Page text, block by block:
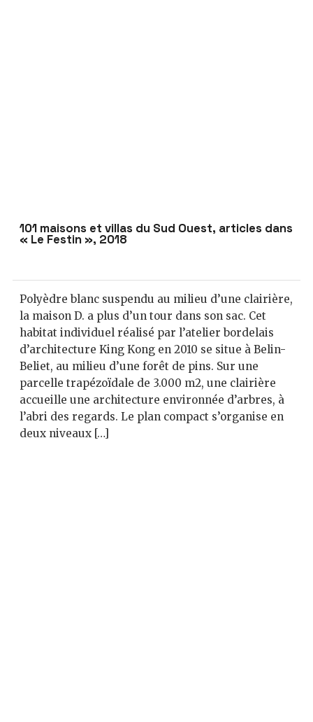
101 maisons et villas du Sud Ouest, articles dans
« Le Festin », 2018
Polyèdre blanc suspendu au milieu d’une clairière,
la maison D. a plus d’un tour dans son sac. Cet
habitat individuel réalisé par l’atelier bordelais
d’architecture King Kong en 2010 se situe à Belin-
Beliet, au milieu d’une forêt de pins. Sur une
parcelle trapézoïdale de 3.000 m2, une clairière
accueille une architecture environnée d’arbres, à
l’abri des regards. Le plan compact s’organise en
deux niveaux […]